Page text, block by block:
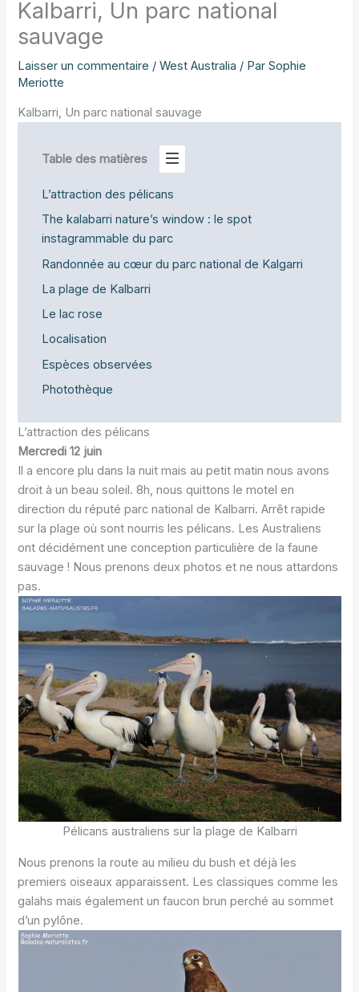
Kalbarri, Un parc national
sauvage
Laisser un commentaire /West Australia / ParSophie
Meriotte
Kalbarri, Un parc national sauvage
Table des matières
L’attraction des pélicans
The kalabarri nature’s window : le spot
instagrammable du parc
Randonnée au cœur du parc national de Kalgarri
La plage de Kalbarri
Le lac rose
Localisation
Espèces observées
Photothèque
L’attraction des pélicans
Mercredi 12 juin
Il a encore plu dans la nuit mais au petit matin nous avons
droit à un beau soleil. 8h, nous quittons le motel en
direction du réputé parc national de Kalbarri. Arrêt rapide
sur la plage où sont nourris les pélicans. Les Australiens
ont décidément une conception particulière de la faune
sauvage ! Nous prenons deux photos et ne nous attardons
pas.
Pélicans australiens sur la plage de Kalbarri
Nous prenons la route au milieu du bush et déjà les
premiers oiseaux apparaissent. Les classiques comme les
galahs mais également un faucon brun perché au sommet
d’un pylône.